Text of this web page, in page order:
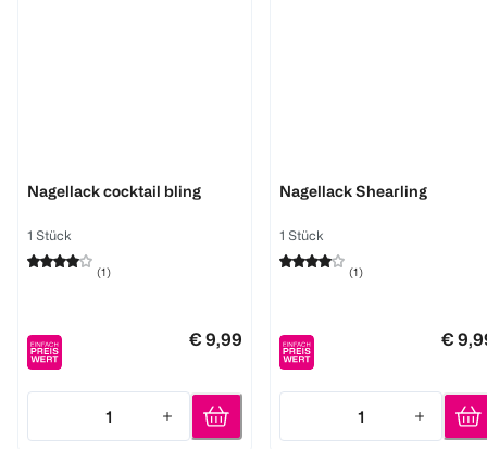
Nagellack cocktail bling
1 Stück
(1)
€ 9,99
1
Quantity: 1
Nagellack Shearling
1 Stück
(1)
€
1
Quantity: 1